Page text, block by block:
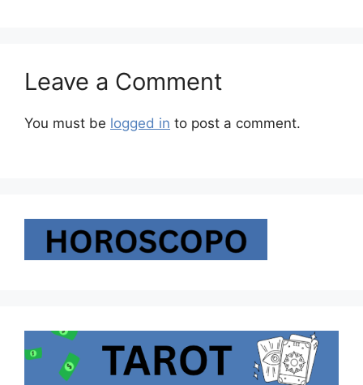
Leave a Comment
You must be logged in to post a comment.